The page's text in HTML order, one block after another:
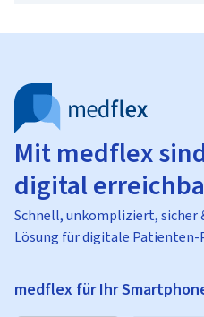
Mit medflex
digital
Schnell, unkompliziert, sicher
Lösung für digitale
medflex für Ihr